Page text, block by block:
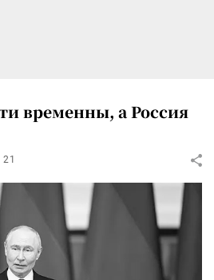
временны, а Россия
21